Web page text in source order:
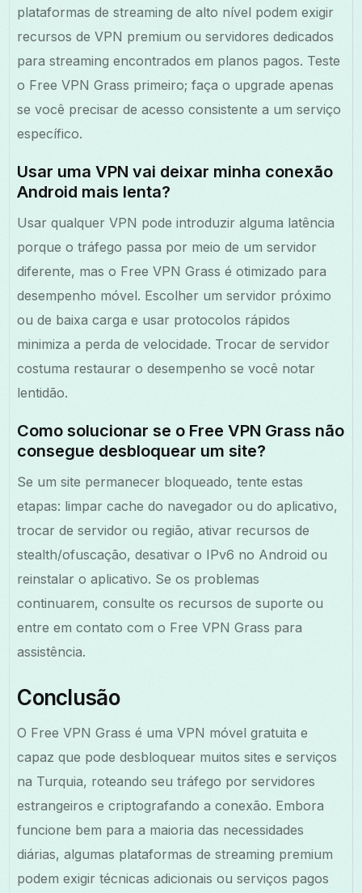
plataformas de streaming de alto nível podem exigir
recursos de VPN premium ou servidores dedicados
para streaming encontrados em planos pagos. Teste
o Free VPN Grass primeiro; faça o upgrade apenas
se você precisar de acesso consistente a um serviço
específico.
Usar uma VPN vai deixar minha conexão
Android mais lenta?
Usar qualquer VPN pode introduzir alguma latência
porque o tráfego passa por meio de um servidor
diferente, mas o Free VPN Grass é otimizado para
desempenho móvel. Escolher um servidor próximo
ou de baixa carga e usar protocolos rápidos
minimiza a perda de velocidade. Trocar de servidor
costuma restaurar o desempenho se você notar
lentidão.
Como solucionar se o Free VPN Grass não
consegue desbloquear um site?
Se um site permanecer bloqueado, tente estas
etapas: limpar cache do navegador ou do aplicativo,
trocar de servidor ou região, ativar recursos de
stealth/ofuscação, desativar o IPv6 no Android ou
reinstalar o aplicativo. Se os problemas
continuarem, consulte os recursos de suporte ou
entre em contato com o Free VPN Grass para
assistência.
Conclusão
O Free VPN Grass é uma VPN móvel gratuita e
capaz que pode desbloquear muitos sites e serviços
na Turquia, roteando seu tráfego por servidores
estrangeiros e criptografando a conexão. Embora
funcione bem para a maioria das necessidades
diárias, algumas plataformas de streaming premium
podem exigir técnicas adicionais ou serviços pagos